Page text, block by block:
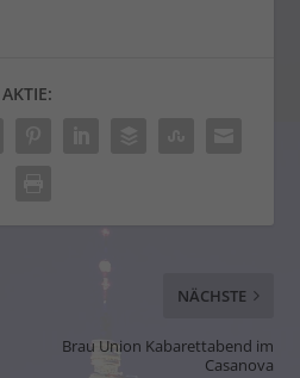
AKTIE:
NÄCHSTE
Brau Union Kabarettabend im
Casanova